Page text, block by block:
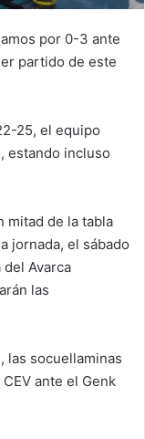
por 0-3 ante
partido de este
25, el equipo
estando incluso
mitad de la tabla
jornada, el sábado
del Avarca
las
las socuellaminas
ante el Genk